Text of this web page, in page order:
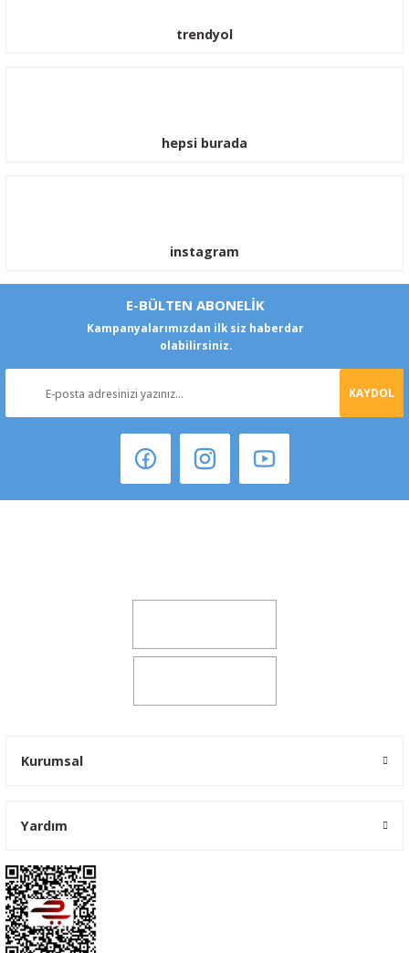
trendyol
hepsi burada
instagram
E-BÜLTEN ABONELİK
Kampanyalarımızdan ilk siz haberdar
olabilirsiniz.
KAYDOL
Kurumsal
Yardım